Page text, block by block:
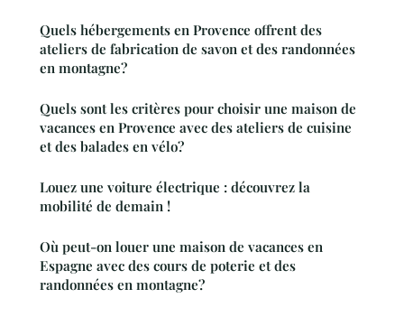
Quels hébergements en Provence offrent des
ateliers de fabrication de savon et des randonnées
en montagne?
Quels sont les critères pour choisir une maison de
vacances en Provence avec des ateliers de cuisine
et des balades en vélo?
Louez une voiture électrique : découvrez la
mobilité de demain !
Où peut-on louer une maison de vacances en
Espagne avec des cours de poterie et des
randonnées en montagne?